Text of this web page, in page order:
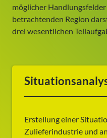
möglicher
betrachtenden Region
drei wesentlichen
Erstellung einer
Zulieferindustrie und